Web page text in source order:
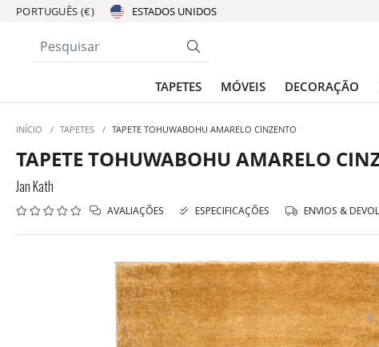
PORTUGUÊS (€)
TAPETES MÓVEIS DECORAÇÃO
INÍCIO / TAPETES / TAPETE TOHUWABOHU AMARELO CINZENTO
TAPETE TOHUWABOHU AMARELO
Jan Kath
AVALIAÇÕES ESPECIFICAÇÕES ENVIOS &